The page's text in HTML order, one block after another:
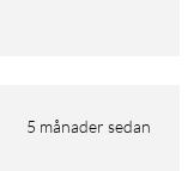
5 månader sedan